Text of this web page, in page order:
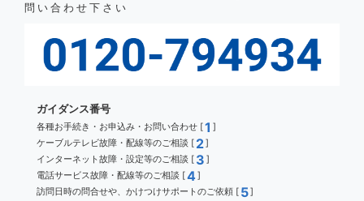
問い合わせ下さい
ガイダンス番号
各種お手続き・お申込み・お問い合わせ [1 ]
ケーブルテレビ故障・配線等のご相談 [ 2]
インターネット故障・設定等のご相談 [ 3 ]
電話サービス故障・配線等のご相談 [4]
訪問日時の問合せや、かけつけサポートのご依頼 [ 5]